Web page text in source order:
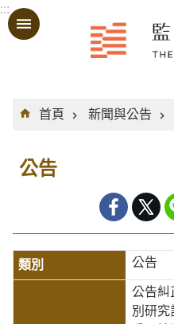
跳到主要內容區塊
:::
:::
首頁
新聞與公告
公告
公告
公告糾
別研究